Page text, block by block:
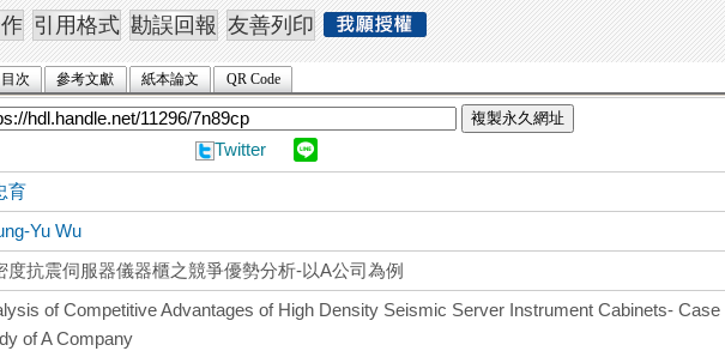
目次 參考文獻 紙本論文 QR Code
複製永久網址
Twitter
育
Yu Wu
度抗震伺服器儀器櫃之競爭優勢分析-以A公司為例
of Competitive Advantages of High Density Seismic Server Instrument Cabinets- Case
of A Company